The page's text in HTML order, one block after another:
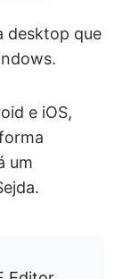
desktop que
e iOS,
um